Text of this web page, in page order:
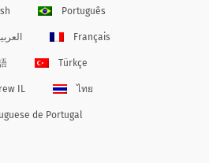
Português
Français
Türkçe
IL ไทย
de Portugal